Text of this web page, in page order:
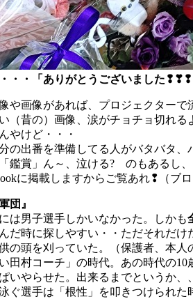
・・「ありがとうございました
や画像があれば、プロジェクター
（昔の）画像、涙がチョチョ切れ
やけど・・・
の出番を準備してる人がバタバタ
鑑賞」ん～、泣ける? のもあるし
に掲載しますからご覧あれ❢（ブ
団』
は男子選手しかいなかった。しかも
だ時に探しやすい・・ただそれだ
の頭を刈っていた。（保護者、本
田村コーチ」の時代。あの時代の
いやらせた。出来るまでというか
ぐ選手は「根性」を叩きつけられ